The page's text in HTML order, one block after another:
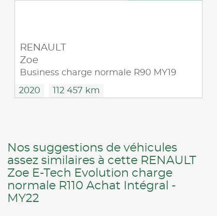
RENAULT
Zoe
Business charge normale R90 MY19
2020 112 457 km
Nos suggestions de véhicules
assez similaires à cette RENAULT
Zoe E-Tech Evolution charge
normale R110 Achat Intégral -
MY22